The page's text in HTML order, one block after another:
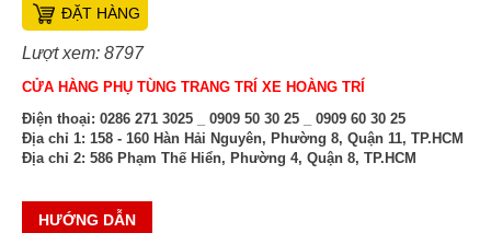
ĐẶT HÀNG
Lượt xem: 8797
CỬA HÀNG PHỤ TÙNG TRANG TRÍ XE HOÀNG TRÍ
Điện thoại: 0286 271 3025 _ 0909 50 30 25 _ 0909 60 30 25
Địa chỉ 1: 158 - 160 Hàn Hải Nguyên, Phường 8, Quận 11, TP.HCM
Địa chỉ 2: 586 Phạm Thế Hiển, Phường 4, Quận 8, TP.HCM
HƯỚNG DẪN